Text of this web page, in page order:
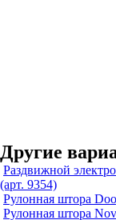
Другие
Раздвижной
(арт. 9354)
Рулонная штора
Рулонная штора